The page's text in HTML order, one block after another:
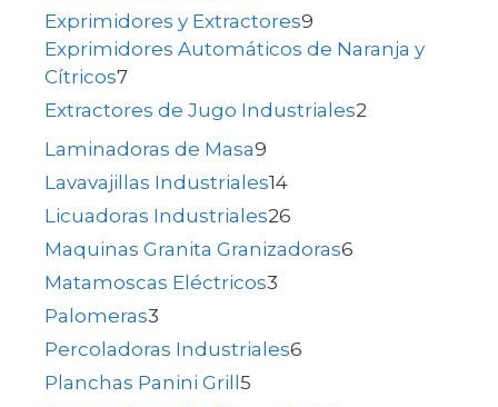
Exprimidores y Extractores9
Exprimidores Automáticos de Naranja y
Cítricos7
Extractores de Jugo Industriales2
Laminadoras de Masa9
Lavavajillas Industriales14
Licuadoras Industriales26
Maquinas Granita Granizadoras6
Matamoscas Eléctricos3
Palomeras3
Percoladoras Industriales6
Planchas Panini Grill5